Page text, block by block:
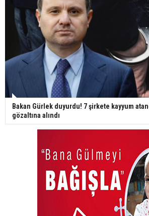
Bakan Gürlek duyurdu! 7 şirkete kayyum
gözaltına alındı